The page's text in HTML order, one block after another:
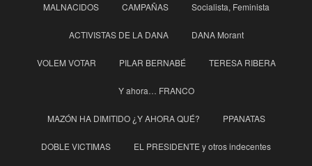
MALNACIDOS CAMPAÑAS Socialista, Feminista
ACTIVISTAS DE LA DANA DANA Morant
VOLEM VOTAR PILAR BERNABÉ TERESA RIBERA
Y ahora… FRANCO
MAZÓN HA DIMITIDO ¿Y AHORA QUÉ? PPANATAS
DOBLE VICTIMAS EL PRESIDENTE y otros indecentes